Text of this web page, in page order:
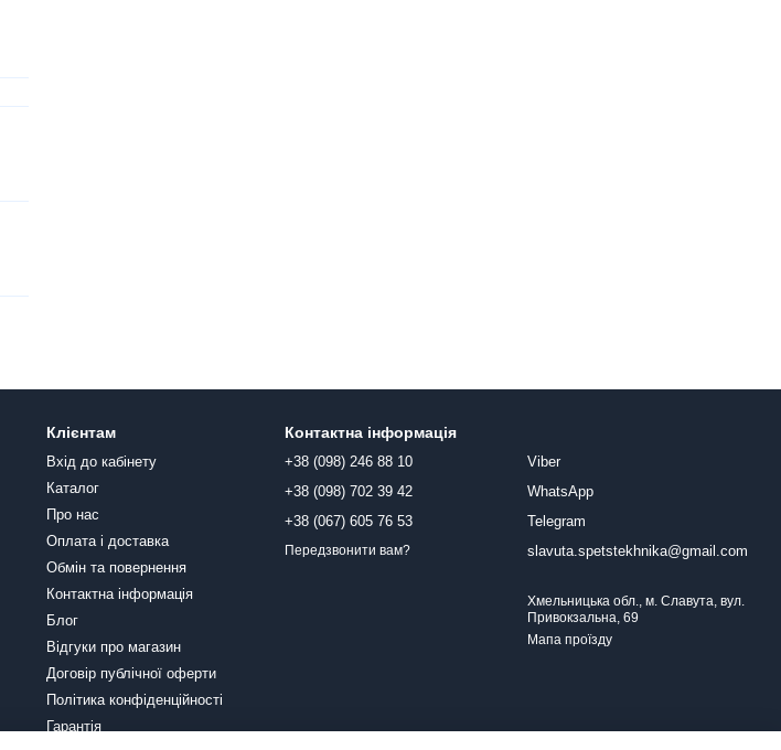
Клієнтам
Вхід до кабінету
Каталог
Про нас
Оплата і доставка
Обмін та повернення
Контактна інформація
Блог
Відгуки про магазин
Договір публічної оферти
Політика конфіденційності
Гарантія
Контактна інформація
+38 (098) 246 88 10
+38 (098) 702 39 42
+38 (067) 605 76 53
Передзвонити вам?
Viber
WhatsApp
Telegram
slavuta.spetstekhnika@gmail.com
Хмельницька обл., м. Славута, вул.
Привокзальна, 69
Мапа проїзду